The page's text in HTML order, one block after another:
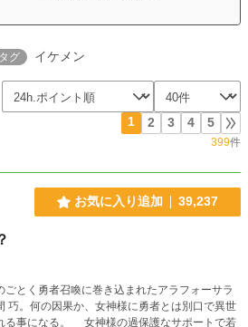
タグ イケメン
1 2 3 4 5
399件
お気に入り追加 39,237
とく勇者召喚に巻き込まれたアラフォーサラ
世
る事になる。 女神様の過保護なサポートで若